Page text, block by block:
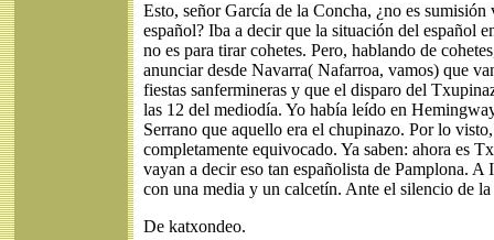
Esto, señor García de la Concha, ¿no es sumisión
español? Iba a decir que la situación del español
no es para tirar cohetes. Pero, hablando de
anunciar desde Navarra( Nafarroa, vamos) que
fiestas sanfermineras y que el disparo del
las 12 del mediodía. Yo había leído en
Serrano que aquello era el chupinazo. Por lo visto,
completamente equivocado. Ya saben: ahora es
vayan a decir eso tan españolista de Pamplona. A
con una media y un calcetín. Ante el silencio de
De katxondeo.